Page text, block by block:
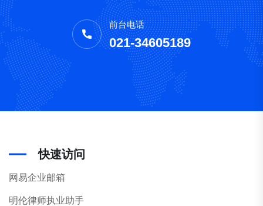
前台电话
021-34605189
快速访问
网易企业邮箱
明伦律师执业助手